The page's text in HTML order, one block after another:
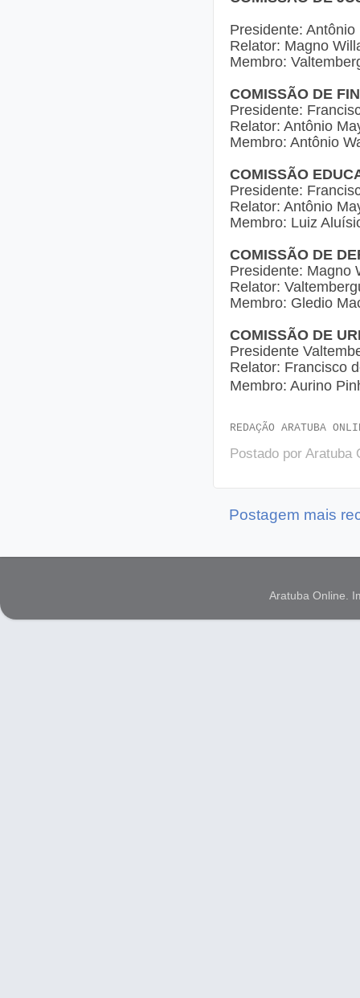
Presidente:
Relator: Magno
Membro:
COMISSÃO DE
Presidente:
Relator: Antônio
Membro: Antônio
COMISSÃO
Presidente:
Relator: Antônio
Membro: Luiz
COMISSÃO DE
Presidente:
Relator:
Membro: Gledio
COMISSÃO DE
Presidente
Relator: Francisco
Membro: Aurino
REDAÇÃO ARATUBA
Postado por Aratuba
Postagem mais
Aratuba Online.